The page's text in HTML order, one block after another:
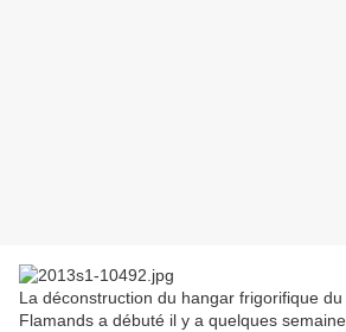
La déconstruction du hangar frigorifique
Flamands a débuté il y a quelques